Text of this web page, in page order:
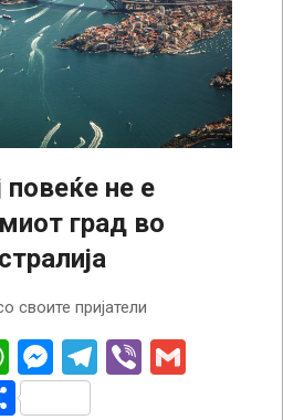
повеќе не е
град во
своите пријатели
WhatsApp
Messenger
Telegram
Viber
Share